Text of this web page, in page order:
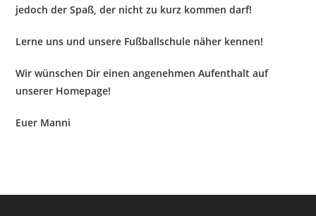
jedoch der Spaß, der nicht zu kurz kommen darf!
Lerne uns und unsere Fußballschule näher kennen!
Wir wünschen Dir einen angenehmen Aufenthalt auf
unserer Homepage!
Euer Manni